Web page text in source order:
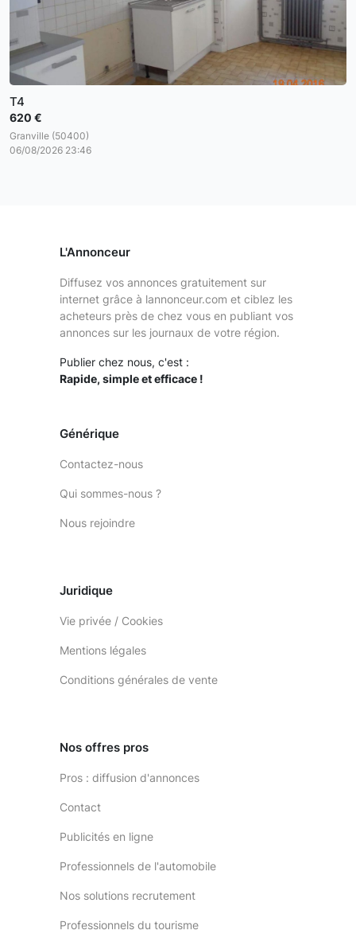
T4
620 €
Granville (50400)
06/08/2026 23:46
L'Annonceur
Diffusez vos annonces gratuitement sur
internet grâce à lannonceur.com et ciblez les
acheteurs près de chez vous en publiant vos
annonces sur les journaux de votre région.
Publier chez nous, c'est :
Rapide, simple et efficace !
Générique
Contactez-nous
Qui sommes-nous ?
Nous rejoindre
Juridique
Vie privée / Cookies
Mentions légales
Conditions générales de vente
Nos offres pros
Pros : diffusion d'annonces
Contact
Publicités en ligne
Professionnels de l'automobile
Nos solutions recrutement
Professionnels du tourisme